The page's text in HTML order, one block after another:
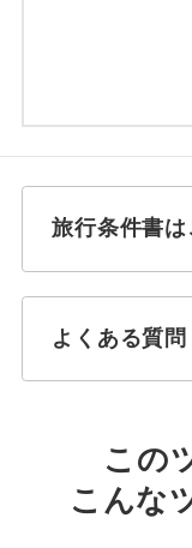
旅行条件書は
よくある質問
この
こんな